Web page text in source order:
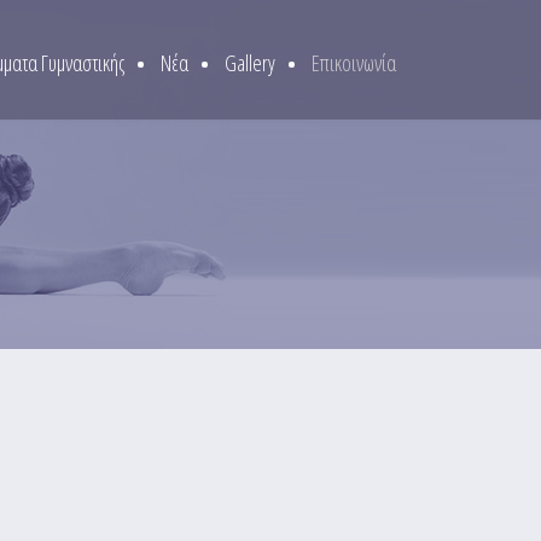
Γυμναστικής Νέα Gallery Επικοινωνία